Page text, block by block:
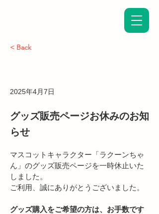
< Back
2025年4月7日
グッズ販売ページお休みのお知
らせ
マスコットキャラクター「ラクーンちゃ
ん」のグッズ販売ページを一時休止いた
しました。
ご利用、誠にありがとうございました。
グッズ購入をご希望の方は、お手数です